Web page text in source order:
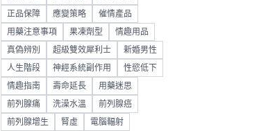
正品保障 應變策略 催情產品
用藥注意事項 果凍劑型 情趣用品
真偽辨別 超級雙效犀利士 新婚男性
人生階段 神經系統副作用 性慾低下
情趣指南 壽命延長 用藥迷思
前列腺痛 洗澡水溫 前列腺癌
前列腺增生 腎虛 電腦輻射